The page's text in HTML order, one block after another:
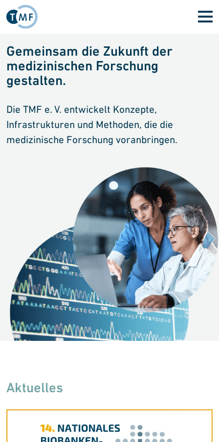
Direkt zum Inhalt
Gemeinsam die Zukunft der
medizinischen Forschung
gestalten.
Die TMF e. V. entwickelt Konzepte,
Infrastrukturen und Methoden, die die
medizinische Forschung voranbringen.
Aktuelles